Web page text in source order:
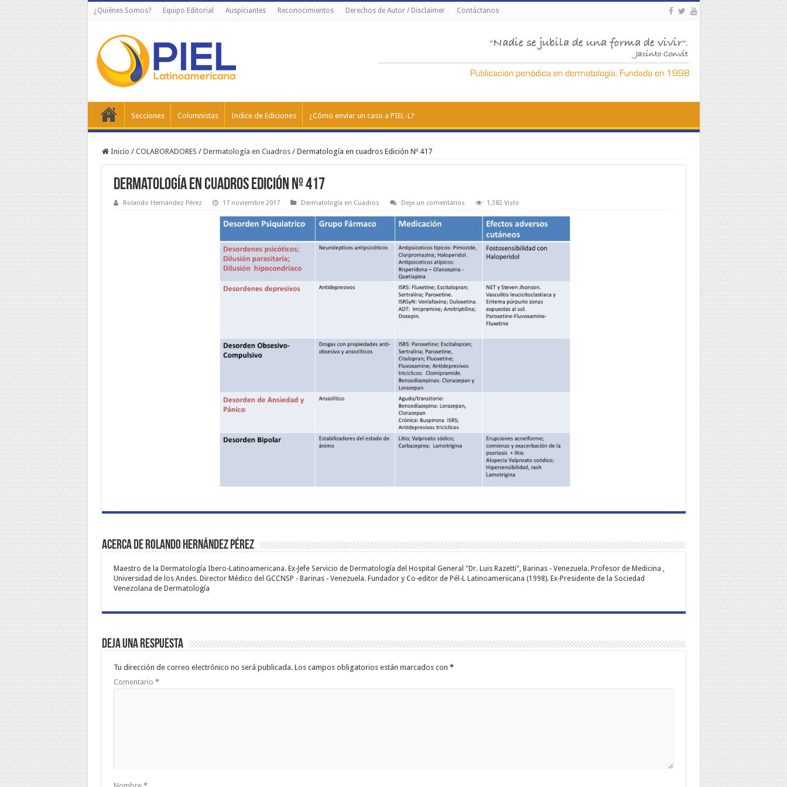
¿Quiénes Somos? Equipo Editorial Auspiciantes Reconocimientos Derechos de Autor / Disclaimer Contáctanos
Secciones Columnistas Indice de Ediciones ¿Cómo enviar un caso a PIEL-L?
Inicio / COLABORADORES / Dermatología en Cuadros / Dermatología en cuadros Edición Nº 417
Dermatología en cuadros Edición Nº 417
Rolando Hernández Pérez 17 noviembre 2017 Dermatología en Cuadros Deje un comentarios 1,382 Visto
Acerca de Rolando Hernández Pérez
Maestro de la Dermatología Ibero-Latinoamericana. Ex-Jefe Servicio de Dermatología del Hospital General "Dr. Luis Razetti", Barinas - Venezuela. Profesor de Medicina ,
Universidad de los Andes. Director Médico del GCCNSP - Barinas - Venezuela. Fundador y Co-editor de Pél-L Latinoameriicana (1998). Ex-Presidente de la Sociedad
Venezolana de Dermatología
Deja una respuesta
Tu dirección de correo electrónico no será publicada. Los campos obligatorios están marcados con *
Comentario *
Nombre *